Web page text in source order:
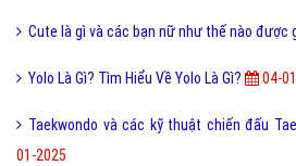
Cute là gì và các bạn nữ như thế nào được
Yolo Là Gì? Tìm Hiểu Về Yolo Là Gì? 04-
Taekwondo và các kỹ thuật chiến đấu
01-2025